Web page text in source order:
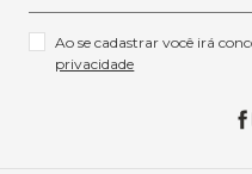
Ao se cadastrar você irá
privacidade